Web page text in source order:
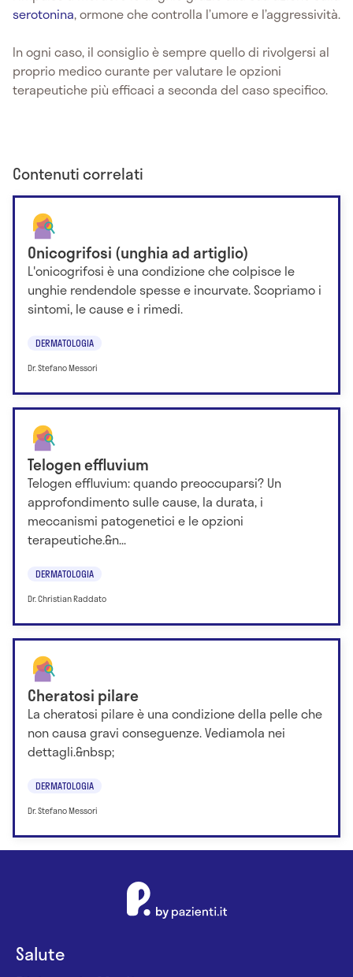
serotonina, ormone che controlla l’umore e l’aggressività.
In ogni caso, il consiglio è sempre quello di rivolgersi al
proprio medico curante per valutare le opzioni
terapeutiche più efficaci a seconda del caso specifico.
Contenuti correlati
Onicogrifosi (unghia ad artiglio)
L'onicogrifosi è una condizione che colpisce le
unghie rendendole spesse e incurvate. Scopriamo i
sintomi, le cause e i rimedi.
DERMATOLOGIA
Dr. Stefano Messori
Telogen effluvium
Telogen effluvium: quando preoccuparsi? Un
approfondimento sulle cause, la durata, i
meccanismi patogenetici e le opzioni
terapeutiche.&n...
DERMATOLOGIA
Dr. Christian Raddato
Cheratosi pilare
La cheratosi pilare è una condizione della pelle che
non causa gravi conseguenze. Vediamola nei
dettagli.&nbsp;
DERMATOLOGIA
Dr. Stefano Messori
Salute